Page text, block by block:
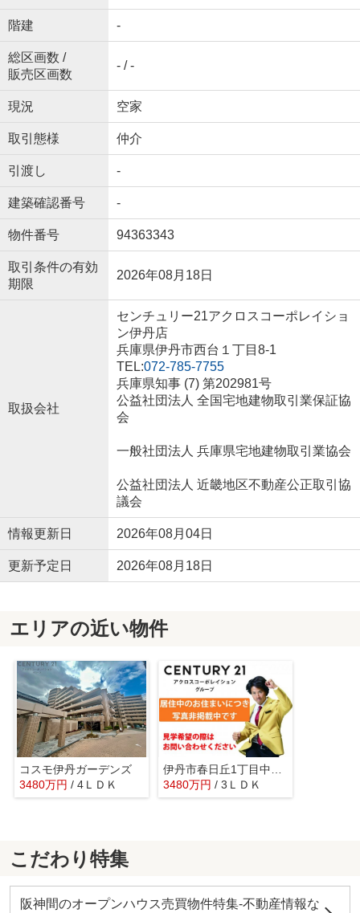
階建 -
総区画数 /
販売区画数
- / -
現況 空家
取引態様 仲介
引渡し -
建築確認番号 -
物件番号 94363343
取引条件の有効
期限
2026年08月18日
取扱会社
センチュリー21アクロスコーポレイショ
ン伊丹店
兵庫県伊丹市西台１丁目8-1
TEL:072-785-7755
兵庫県知事 (7) 第202981号
公益社団法人 全国宅地建物取引業保証協
会
一般社団法人 兵庫県宅地建物取引業協会
公益社団法人 近畿地区不動産公正取引協
議会
情報更新日 2026年08月04日
更新予定日 2026年08月18日
エリアの近い物件
コスモ伊丹ガーデンズ
3480万円 / 4ＬＤＫ
伊丹市春日丘1丁目中古戸建
3480万円/ 3ＬＤＫ
こだわり特集
阪神間のオープンハウス売買物件特集-不動産情報な